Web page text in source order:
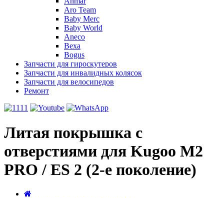
Aro Team
Baby Merc
Baby World
Aneco
Bexa
Bogus
Запчасти для гироскутеров
Запчасти для инвалидных колясок
Запчасти для велосипедов
Ремонт
Литая покрышка с
отверстиями для Kugoo M2
PRO / ES 2 (2-е поколение)